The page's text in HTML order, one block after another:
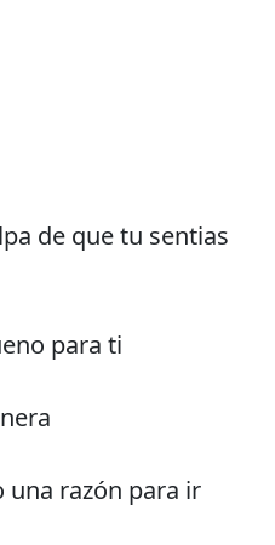
de que tu sentias
para ti
una razón para ir